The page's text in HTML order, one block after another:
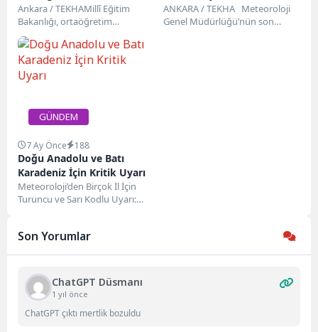
Dergisinin İlk Sayısı
Ortaöğretim Öğrencileriyle
Buluştu
Ankara / TEKHAMillî Eğitim
Bakanlığı, ortaöğretim
öğrencilerinin İngilizce dil
becerilerini geliştirmek ve
okuma kültürlerini
desteklemek...
Sıcaklıkları Mevsim
Normallerinin Üzerinde
ANKARA / TEKHA Meteoroloji
Genel Müdürlüğü’nün son
GÜNDEM
7 Ay Önce 188
Doğu Anadolu ve Batı
Karadeniz İçin Kritik Uyarı
Meteoroloji’den Birçok İl İçin
Turuncu ve Sarı Kodlu Uyarı:
Son Yorumlar
ChatGPT Düsmanı
1 yıl önce
ChatGPT çıktı mertlik bozuldu